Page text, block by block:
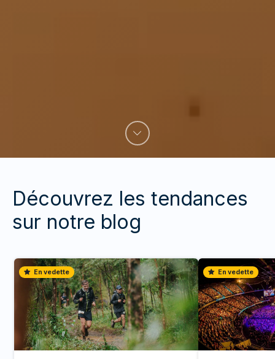
Découvrez les tendances
sur notre blog
En vedette En vedette